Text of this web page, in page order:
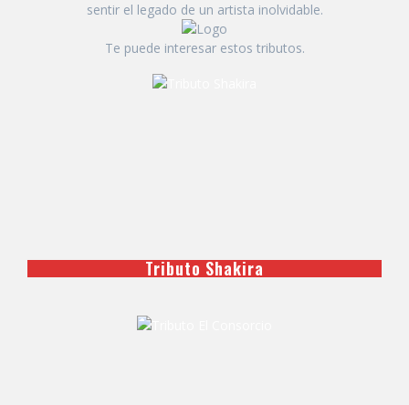
sentir el legado de un artista inolvidable.
Te puede interesar estos tributos.
Tributo Shakira